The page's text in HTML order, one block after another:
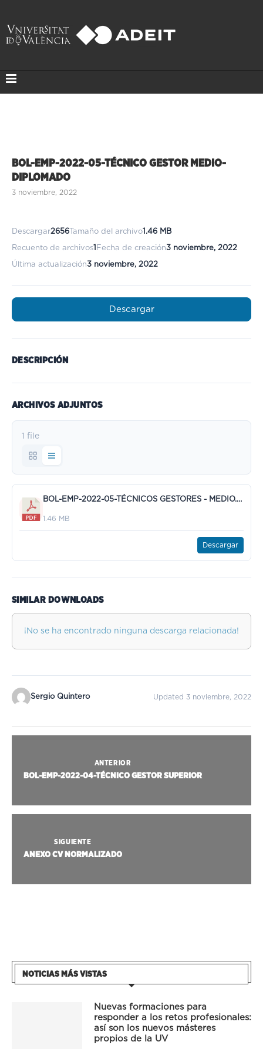
BOL-EMP-2022-05-TÉCNICO GESTOR MEDIO-
DIPLOMADO
3 noviembre, 2022
Descargar2656 Tamaño del archivo1.46 MB
Recuento de archivos1 Fecha de creación3 noviembre, 2022
Última actualización3 noviembre, 2022
Descargar
DESCRIPCIÓN
ARCHIVOS ADJUNTOS
1 file
BOL-EMP-2022-05-TÉCNICOS GESTORES - MEDIO.pdf
1.46 MB
Descargar
SIMILAR DOWNLOADS
¡No se ha encontrado ninguna descarga relacionada!
Sergio Quintero Updated 3 noviembre, 2022
ANTERIOR
BOL-EMP-2022-04-TÉCNICO GESTOR SUPERIOR
SIGUIENTE
ANEXO CV NORMALIZADO
NOTICIAS MÁS VISTAS
Nuevas formaciones para
responder a los retos profesionales:
así son los nuevos másteres
propios de la UV